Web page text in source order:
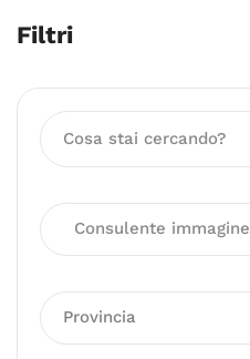
Filtri
Consulente immagine
Provincia